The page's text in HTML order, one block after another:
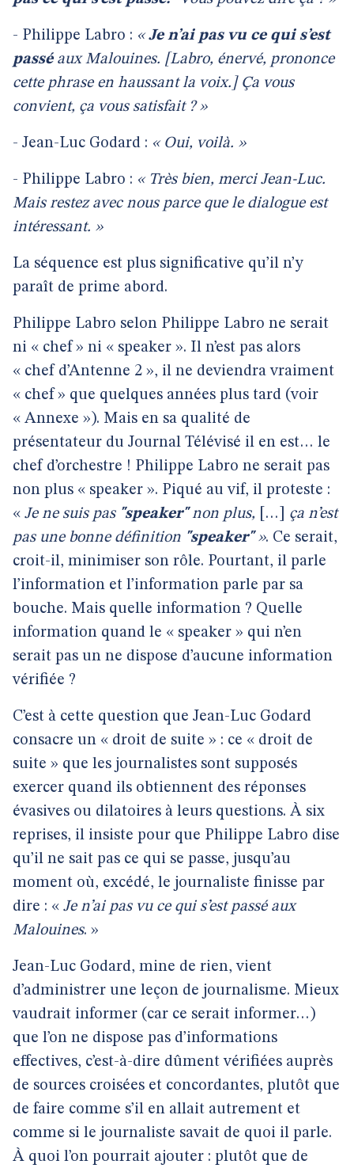
- Philippe Labro : «Je n’ai pas vu ce qui s’est
passé aux Malouines. [Labro, énervé, prononce
cette phrase en haussant la voix.] Ça vous
convient, ça vous satisfait ? »
- Jean-Luc Godard : « Oui, voilà. »
- Philippe Labro : « Très bien, merci Jean-Luc.
Mais restez avec nous parce que le dialogue est
intéressant. »
La séquence est plus significative qu’il n’y
paraît de prime abord.
Philippe Labro selon Philippe Labro ne serait
ni « chef » ni « speaker ». Il n’est pas alors
« chef d’Antenne 2 », il ne deviendra vraiment
« chef » que quelques années plus tard (voir
« Annexe »). Mais en sa qualité de
présentateur du Journal Télévisé il en est… le
chef d’orchestre ! Philippe Labro ne serait pas
non plus « speaker ». Piqué au vif, il proteste :
« Je ne suis pas "speaker" non plus, […] ça n’est
pas une bonne définition "speaker"». Ce serait,
croit-il, minimiser son rôle. Pourtant, il parle
l’information et l’information parle par sa
bouche. Mais quelle information ? Quelle
information quand le « speaker » qui n’en
serait pas un ne dispose d’aucune information
vérifiée ?
C’est à cette question que Jean-Luc Godard
consacre un « droit de suite » : ce « droit de
suite » que les journalistes sont supposés
exercer quand ils obtiennent des réponses
évasives ou dilatoires à leurs questions. À six
reprises, il insiste pour que Philippe Labro dise
qu’il ne sait pas ce qui se passe, jusqu’au
moment où, excédé, le journaliste finisse par
dire : « Je n’ai pas vu ce qui s’est passé aux
Malouines. »
Jean-Luc Godard, mine de rien, vient
d’administrer une leçon de journalisme. Mieux
vaudrait informer (car ce serait informer…)
que l’on ne dispose pas d’informations
effectives, c’est-à-dire dûment vérifiées auprès
de sources croisées et concordantes, plutôt que
de faire comme s’il en allait autrement et
comme si le journaliste savait de quoi il parle.
À quoi l’on pourrait ajouter : plutôt que de